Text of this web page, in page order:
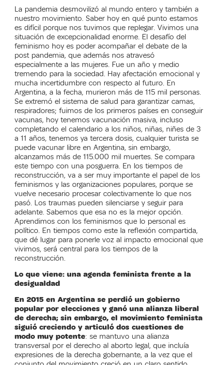
La pandemia desmovilizó al mundo entero y también a
nuestro movimiento. Saber hoy en qué punto estamos
es difícil porque nos tuvimos que replegar. Vivimos una
situación de excepcionalidad enorme. El desafío del
feminismo hoy es poder acompañar el debate de la
post pandemia, que además nos atravesó
especialmente a las mujeres. Fue un año y medio
tremendo para la sociedad. Hay afectación emocional y
mucha incertidumbre con respecto al futuro. En
Argentina, a la fecha, murieron más de 115 mil personas.
Se extremó el sistema de salud para garantizar camas,
respiradores; fuimos de los primeros países en conseguir
vacunas, hoy tenemos vacunación masiva, incluso
completando el calendario a los niños, niñas, niñes de 3
a 11 años, tenemos ya tercera dosis, cualquier turista se
puede vacunar libre en Argentina, sin embargo,
alcanzamos más de 115.000 mil muertes. Se compara
este tiempo con una posguerra. En los tiempos de
reconstrucción, va a ser muy importante el papel de los
feminismos y las organizaciones populares, porque se
vuelve necesario procesar colectivamente lo que nos
pasó. Los traumas pueden silenciarse y seguir para
adelante. Sabemos que esa no es la mejor opción.
Aprendimos con los feminismos que lo personal es
político. En tiempos como este la reflexión compartida,
que dé lugar para ponerle voz al impacto emocional que
vivimos, será central para los tiempos de la
reconstrucción.
Lo que viene: una agenda feminista frente a la
desigualdad
En 2015 en Argentina se perdió un gobierno
popular por elecciones y ganó una alianza liberal
de derecha; sin embargo, el movimiento feminista
siguió creciendo y articuló dos cuestiones de
modo muy potente: se mantuvo una alianza
transversal por el derecho al aborto legal, que incluía
expresiones de la derecha gobernante, a la vez que el